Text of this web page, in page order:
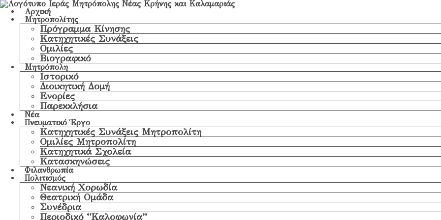
Αρχική
Μητροπολίτης
Πρόγραμμα Κίνησης
Κατηχητικές Συνάξεις
Ομιλίες
Βιογραφικό
Μητρόπολη
Ιστορικό
Διοικητική Δομή
Ενορίες
Παρεκκλήσια
Νέα
Πνευματικό Έργο
Κατηχητικές Συνάξεις Μητροπολίτη
Ομιλίες Μητροπολίτη
Κατηχητικά Σχολεία
Κατασκηνώσεις
Φιλανθρωπία
Πολιτισμός
Νεανική Χορωδία
Θεατρική Ομάδα
Συνέδρια
Περιοδικό “Καλοφωνία”